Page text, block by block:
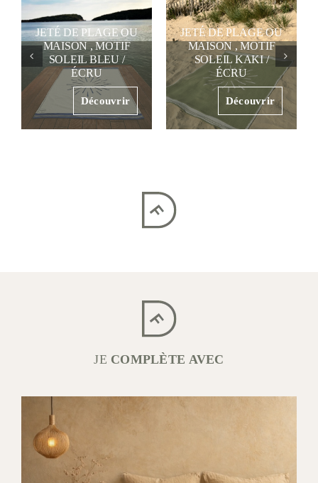
JETÉ DE PLAGE OU
MAISON , MOTIF
SOLEIL KAKI /
ÉCRU
Découvrir
ROBE EN DOUBLE
GAZE DE COTON ,
BLEU ROY
Découvrir
JE COMPLÈTE AVEC